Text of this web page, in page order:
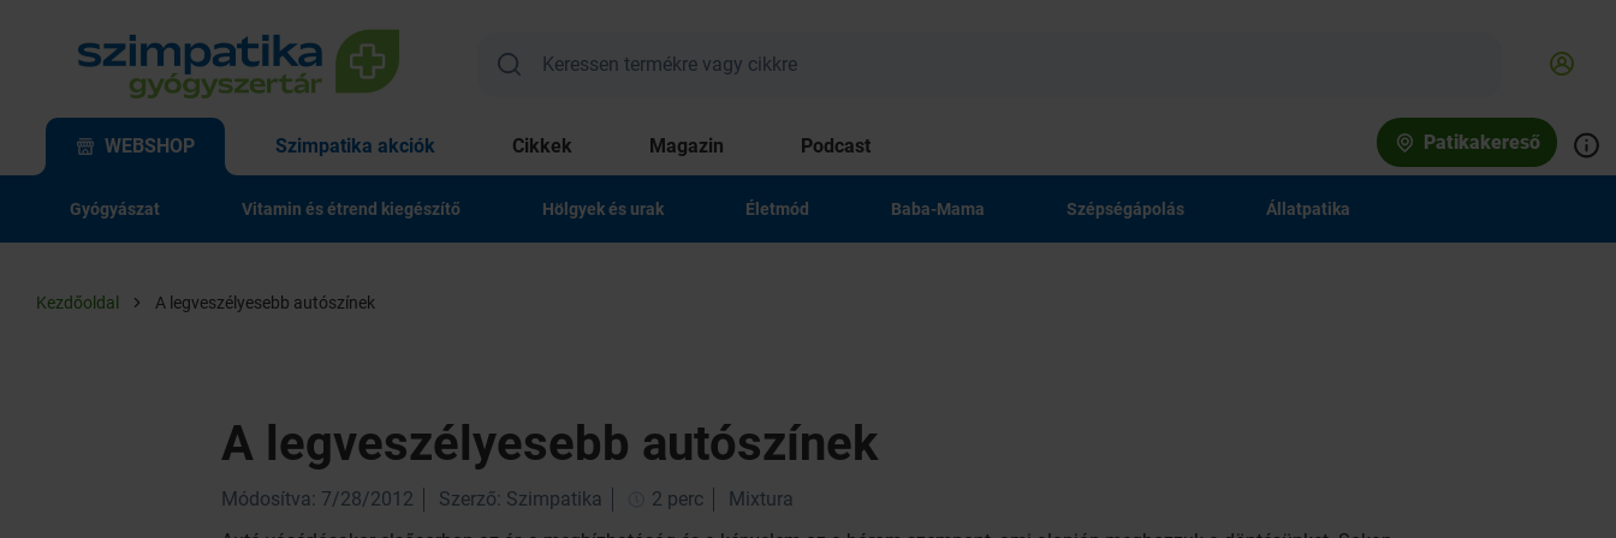
WEBSHOP Szimpatika akciók Cikkek Magazin Podcast Patikakereső
Gyógyászat Vitamin és étrend kiegészítő Hölgyek és urak Életmód Baba-Mama Szépségápolás Állatpatika
Kezdőoldal A legveszélyesebb autószínek
A legveszélyesebb autószínek
Módosítva: 7/28/2012 Szerző: Szimpatika 2 perc
Mixtura